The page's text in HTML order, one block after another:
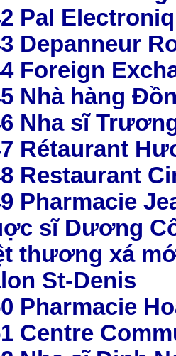
Pal
Depanneur
Foreign
Nhà hàng
Nha sĩ
Rétaurant
Restaurant
Pharmacie
sĩ Dương
thương xá
St-Denis
Pharmacie
Centre